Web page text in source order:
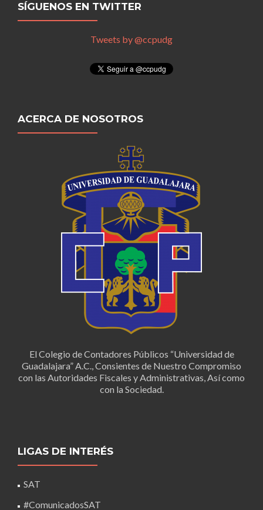
SÍGUENOS EN TWITTER
Tweets by @ccpudg
ACERCA DE NOSOTROS
El Colegio de Contadores Públicos “Universidad de
Guadalajara” A.C., Consientes de Nuestro Compromiso
con las Autoridades Fiscales y Administrativas, Así como
con la Sociedad.
LIGAS DE INTERÉS
SAT
#ComunicadosSAT